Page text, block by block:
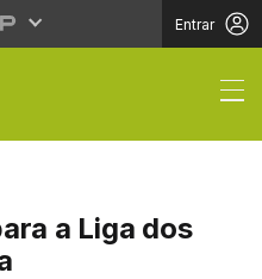
Entrar
a Liga dos